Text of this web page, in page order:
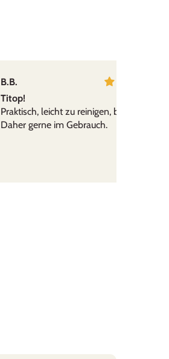
zu
B.B.
Titop!
Praktisch, leicht zu reinigen, bruchsicher.
Daher gerne im Gebrauch.